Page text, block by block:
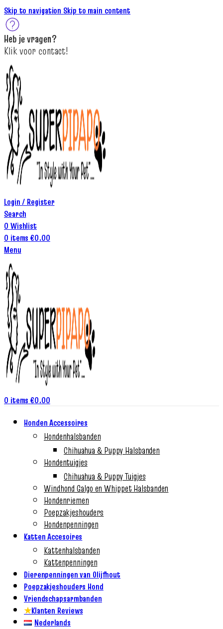
Skip to navigation Skip to main content
Heb jevragen?
Klikvoor contact!
Login / Register
Search
0 Wishlist
0 items €0.00
Menu
0 items €0.00
Honden Accessoires
Hondenhalsbanden
Chihuahua & Puppy Halsbanden
Hondentuigjes
Chihuahua & Puppy Tuigjes
Windhond Galgo en Whippet Halsbanden
Hondenriemen
Poepzakjeshouders
Hondenpenningen
Katten Accesoires
Kattenhalsbanden
Kattenpenningen
Dierenpenningen van Olijfhout
Poepzakjeshouders Hond
Vriendschapsarmbanden
★Klanten Reviews
Nederlands